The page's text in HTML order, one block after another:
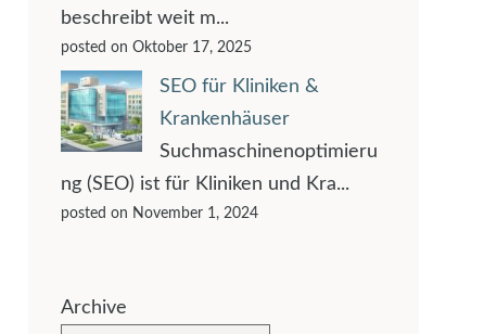
beschreibt weit m...
posted on Oktober 17, 2025
SEO für Kliniken &
Krankenhäuser
Suchmaschinenoptimieru
ng (SEO) ist für Kliniken und Kra...
posted on November 1, 2024
Archive